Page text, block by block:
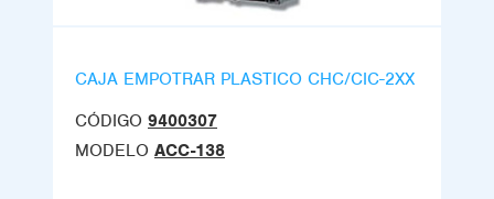
CAJA EMPOTRAR PLASTICO CHC/CIC-2XX
CÓDIGO 9400307
MODELO ACC-138